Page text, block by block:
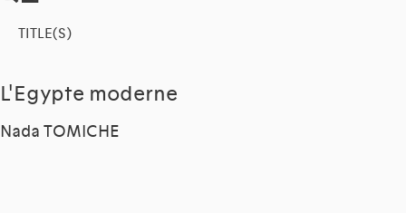
TITLE(S)
L'Egypte moderne
Nada TOMICHE